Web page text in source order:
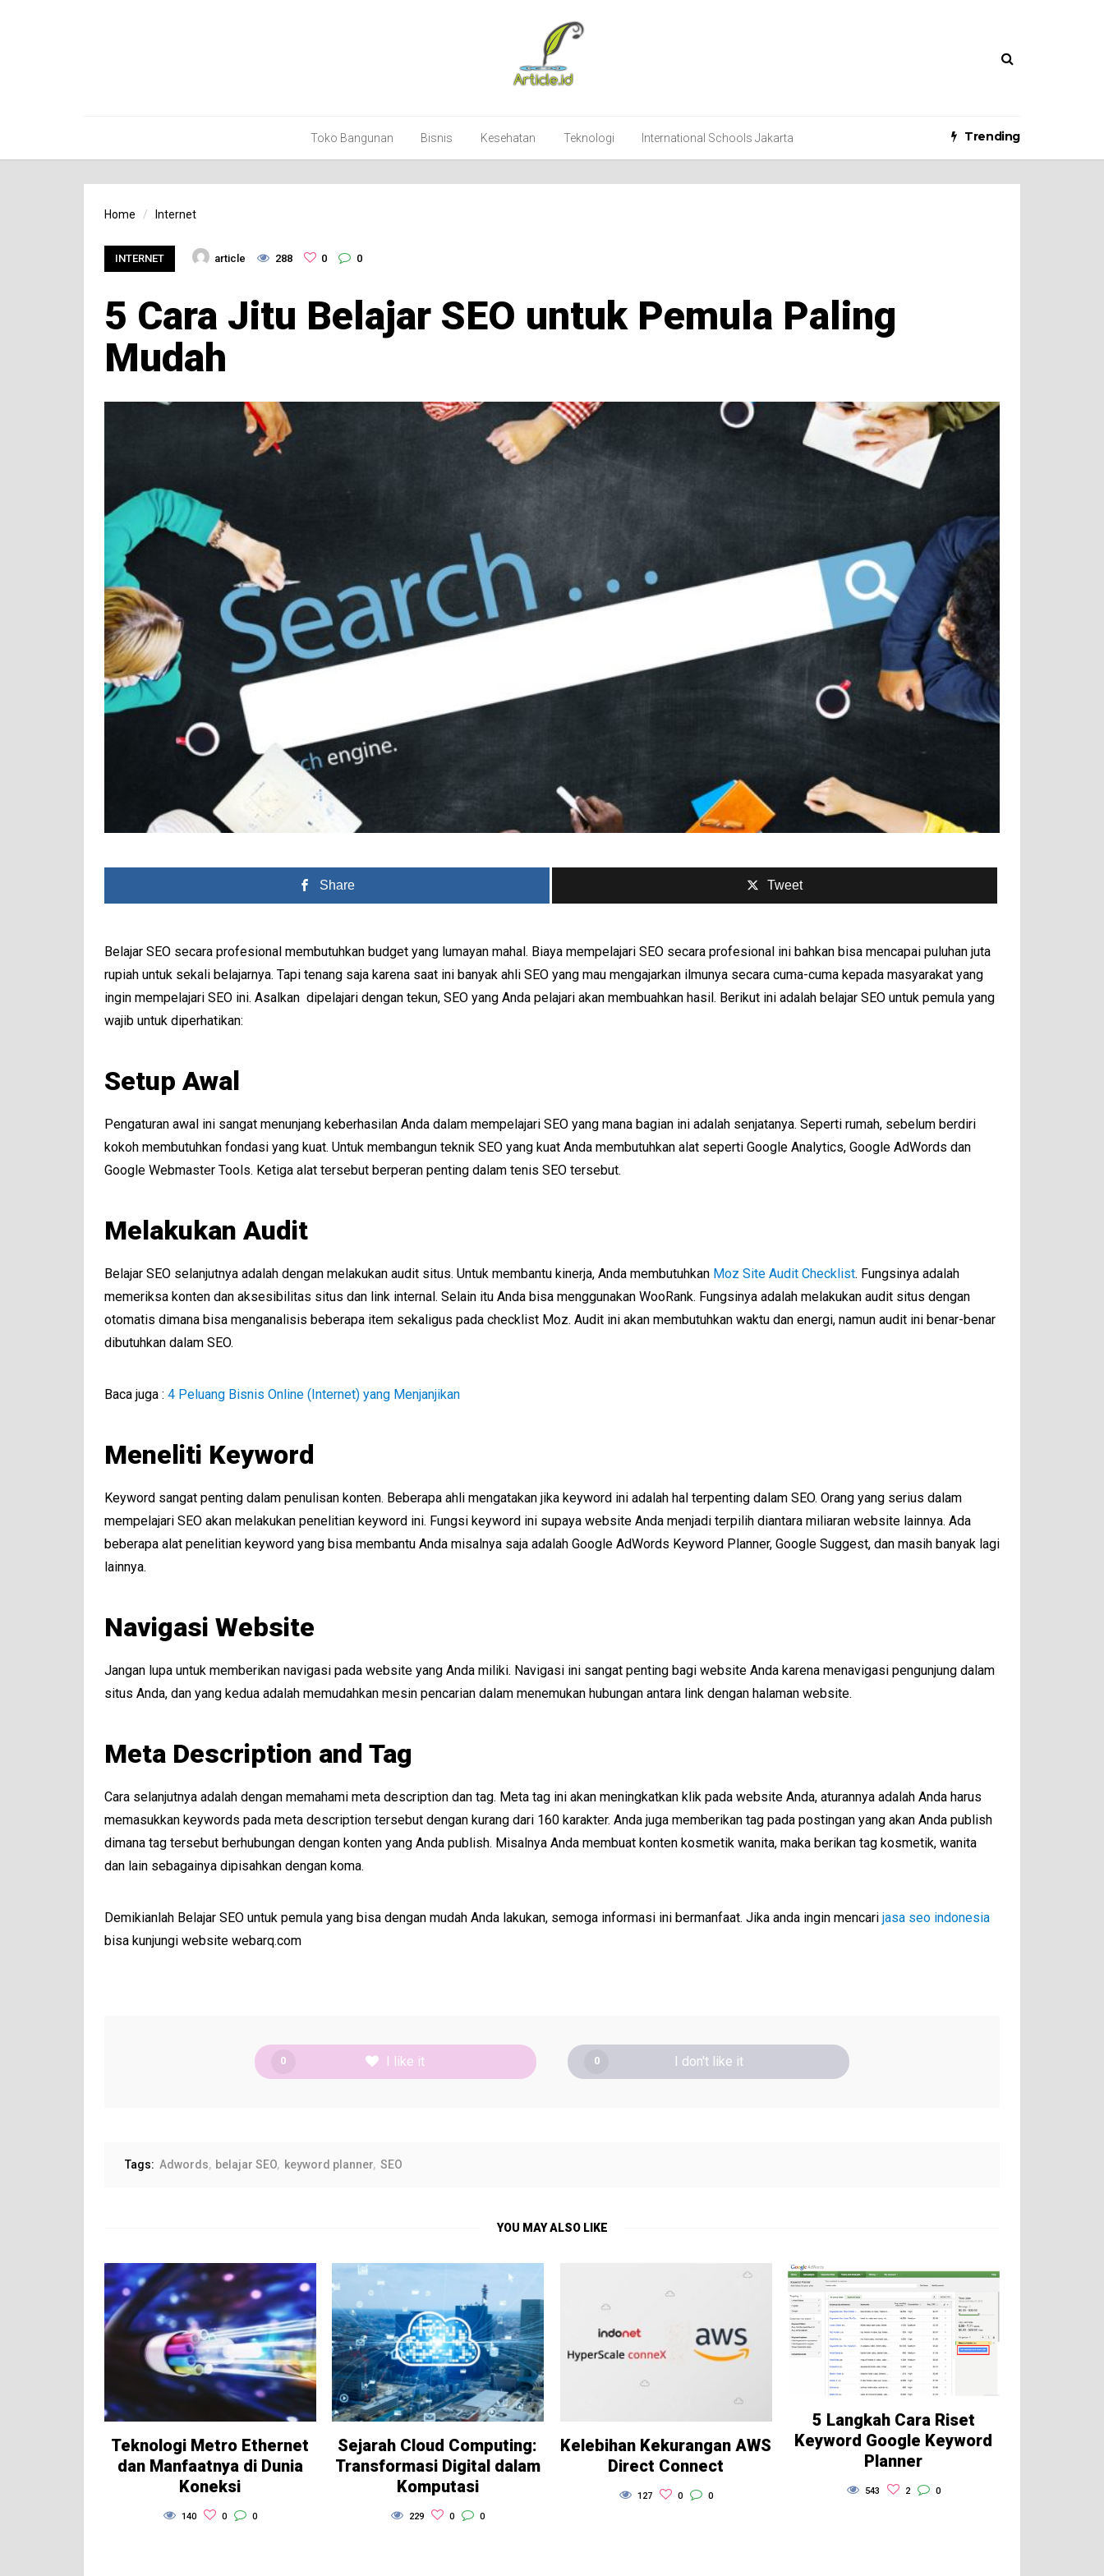
Toko Bangunan Bisnis Kesehatan Teknologi International Schools Jakarta Trending
Home Internet
INTERNET article 288 0 0
5 Cara Jitu Belajar SEO untuk Pemula Paling
Mudah
Share Tweet
Belajar SEO secara profesional membutuhkan budget yang lumayan mahal. Biaya mempelajari SEO secara profesional ini bahkan bisa mencapai puluhan juta
rupiah untuk sekali belajarnya. Tapi tenang saja karena saat ini banyak ahli SEO yang mau mengajarkan ilmunya secara cuma-cuma kepada masyarakat yang
ingin mempelajari SEO ini. Asalkan dipelajari dengan tekun, SEO yang Anda pelajari akan membuahkan hasil. Berikut ini adalah belajar SEO untuk pemula yang
wajib untuk diperhatikan:
Setup Awal
Pengaturan awal ini sangat menunjang keberhasilan Anda dalam mempelajari SEO yang mana bagian ini adalah senjatanya. Seperti rumah, sebelum berdiri
kokoh membutuhkan fondasi yang kuat. Untuk membangun teknik SEO yang kuat Anda membutuhkan alat seperti Google Analytics, Google AdWords dan
Google Webmaster Tools. Ketiga alat tersebut berperan penting dalam tenis SEO tersebut.
Melakukan Audit
Belajar SEO selanjutnya adalah dengan melakukan audit situs. Untuk membantu kinerja, Anda membutuhkan Moz Site Audit Checklist. Fungsinya adalah
memeriksa konten dan aksesibilitas situs dan link internal. Selain itu Anda bisa menggunakan WooRank. Fungsinya adalah melakukan audit situs dengan
otomatis dimana bisa menganalisis beberapa item sekaligus pada checklist Moz. Audit ini akan membutuhkan waktu dan energi, namun audit ini benar-benar
dibutuhkan dalam SEO.
Baca juga : 4 Peluang Bisnis Online (Internet) yang Menjanjikan
Meneliti Keyword
Keyword sangat penting dalam penulisan konten. Beberapa ahli mengatakan jika keyword ini adalah hal terpenting dalam SEO. Orang yang serius dalam
mempelajari SEO akan melakukan penelitian keyword ini. Fungsi keyword ini supaya website Anda menjadi terpilih diantara miliaran website lainnya. Ada
beberapa alat penelitian keyword yang bisa membantu Anda misalnya saja adalah Google AdWords Keyword Planner, Google Suggest, dan masih banyak lagi
lainnya.
Navigasi Website
Jangan lupa untuk memberikan navigasi pada website yang Anda miliki. Navigasi ini sangat penting bagi website Anda karena menavigasi pengunjung dalam
situs Anda, dan yang kedua adalah memudahkan mesin pencarian dalam menemukan hubungan antara link dengan halaman website.
Meta Description and Tag
Cara selanjutnya adalah dengan memahami meta description dan tag. Meta tag ini akan meningkatkan klik pada website Anda, aturannya adalah Anda harus
memasukkan keywords pada meta description tersebut dengan kurang dari 160 karakter. Anda juga memberikan tag pada postingan yang akan Anda publish
dimana tag tersebut berhubungan dengan konten yang Anda publish. Misalnya Anda membuat konten kosmetik wanita, maka berikan tag kosmetik, wanita
dan lain sebagainya dipisahkan dengan koma.
Demikianlah Belajar SEO untuk pemula yang bisa dengan mudah Anda lakukan, semoga informasi ini bermanfaat. Jika anda ingin mencari jasa seo indonesia
bisa kunjungi website webarq.com
0 I like it 0 I don't like it
Tags: Adwords belajar SEO keyword planner SEO
YOU MAY ALSO LIKE
Teknologi Metro Ethernet
dan Manfaatnya di Dunia
Koneksi
140 0 0
Sejarah Cloud Computing:
Transformasi Digital dalam
Komputasi
229 0 0
Kelebihan Kekurangan AWS
Direct Connect
127 0 0
5 Langkah Cara Riset
Keyword Google Keyword
Planner
543 2 0